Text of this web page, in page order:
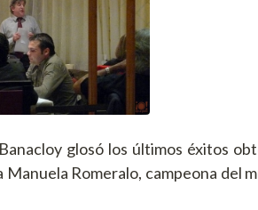
glosó los últimos éxitos
Manuela Romeralo, campeona del